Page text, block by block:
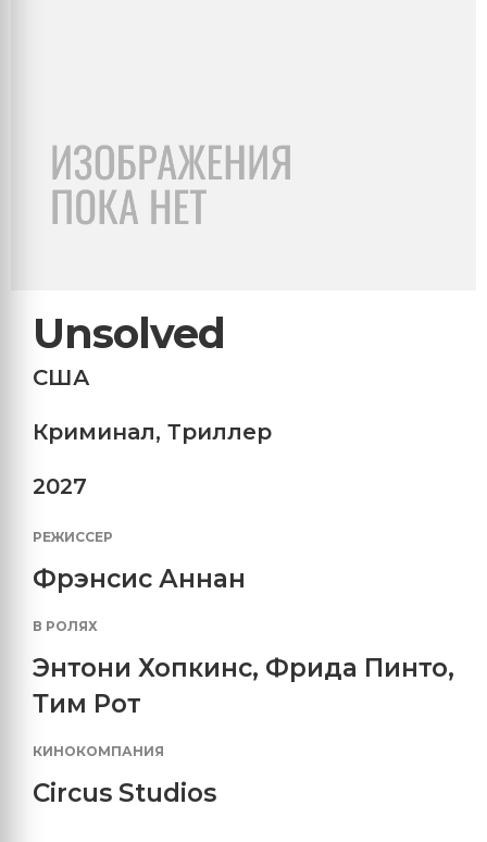
Unsolved
США
Криминал, Триллер
2027
РЕЖИССЕР
Фрэнсис Аннан
В РОЛЯХ
Энтони Хопкинс, Фрида Пинто,
Тим Рот
КИНОКОМПАНИЯ
Circus Studios